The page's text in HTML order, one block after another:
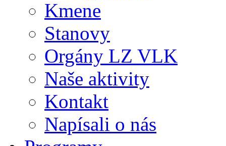
Kmene
Stanovy
Orgány LZ VLK
Naše aktivity
Kontakt
Napísali o nás